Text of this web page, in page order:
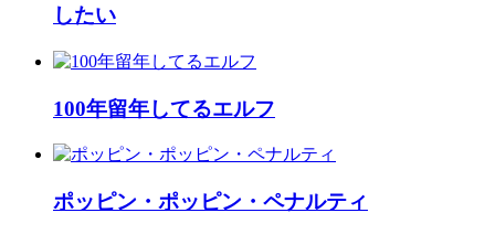
したい
100年留年してるエルフ
ポッピン・ポッピン・ペナルティ